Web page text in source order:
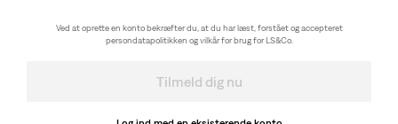
mere luftigt og ekstra behageligt materiale.
Vi vender tilbage til 90'ernes dristige stil med vores 568™
jeans posede og ekstra afslappede helt ned til den stakkede
Ved at oprette en konto bekræfter du, at du har læst, forstået og accepteret
persondatapolitikken og vilkår for brug for LS&Co.
Tilmeld dig nu